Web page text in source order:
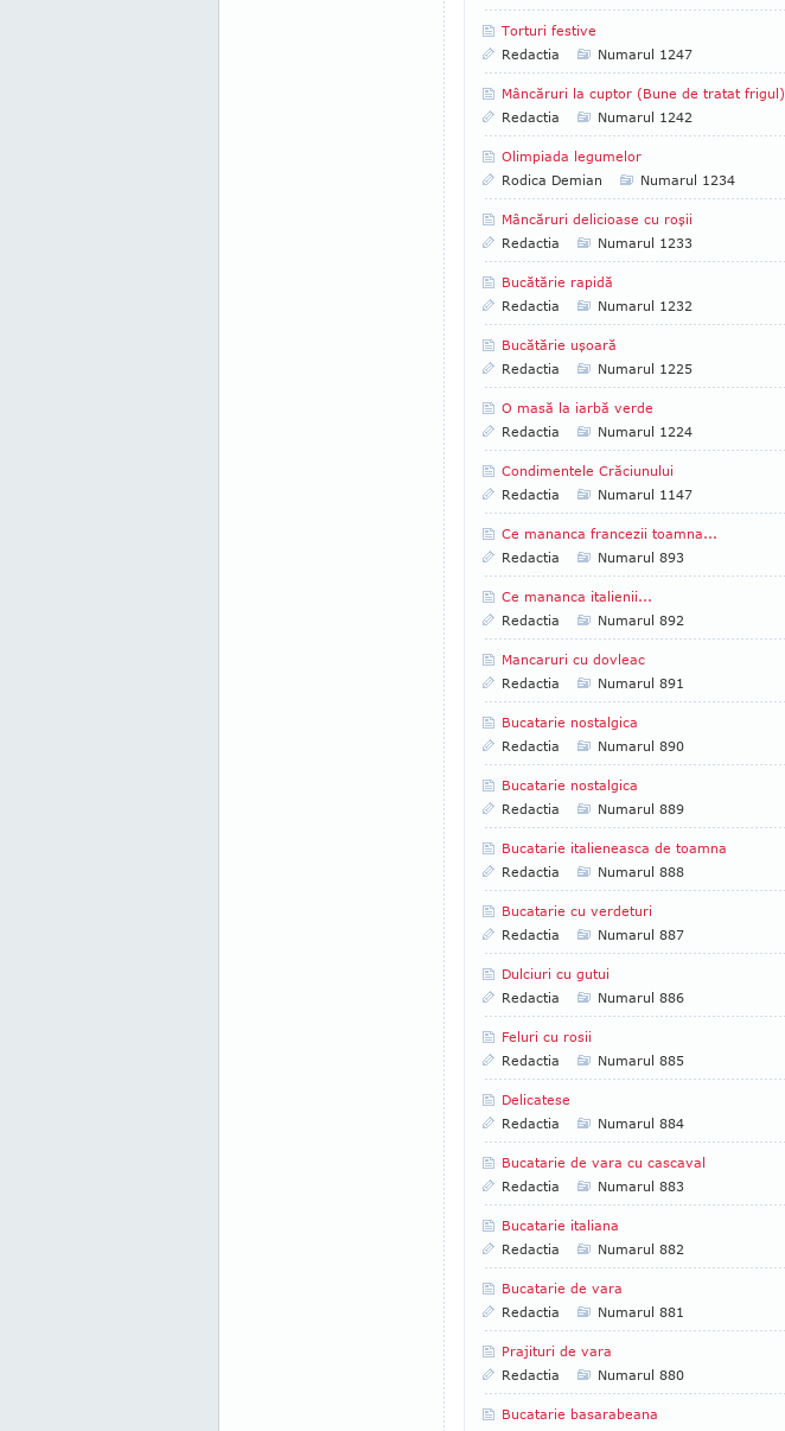
Torturi festive
Redactia
Numarul 1247
Mâncăruri la cuptor (Bune de tratat frigul)
Redactia
Numarul 1242
Olimpiada legumelor
Rodica Demian
Numarul 1234
Mâncăruri delicioase cu roşii
Redactia
Numarul 1233
Bucătărie rapidă
Redactia
Numarul 1232
Bucătărie uşoară
Redactia
Numarul 1225
O masă la iarbă verde
Redactia
Numarul 1224
Condimentele Crăciunului
Redactia
Numarul 1147
Ce mananca francezii toamna...
Redactia
Numarul 893
Ce mananca italienii...
Redactia
Numarul 892
Mancaruri cu dovleac
Redactia
Numarul 891
Bucatarie nostalgica
Redactia
Numarul 890
Bucatarie nostalgica
Redactia
Numarul 889
Bucatarie italieneasca de toamna
Redactia
Numarul 888
Bucatarie cu verdeturi
Redactia
Numarul 887
Dulciuri cu gutui
Redactia
Numarul 886
Feluri cu rosii
Redactia
Numarul 885
Delicatese
Redactia
Numarul 884
Bucatarie de vara cu cascaval
Redactia
Numarul 883
Bucatarie italiana
Redactia
Numarul 882
Bucatarie de vara
Redactia
Numarul 881
Prajituri de vara
Redactia
Numarul 880
Bucatarie basarabeana